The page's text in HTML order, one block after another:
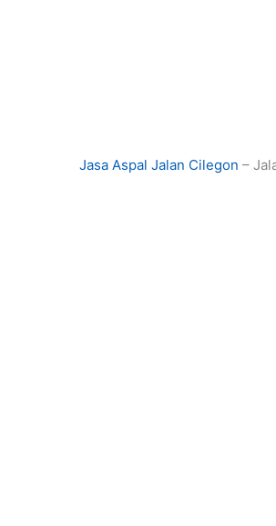
Jasa Aspal Jalan Cilegon –